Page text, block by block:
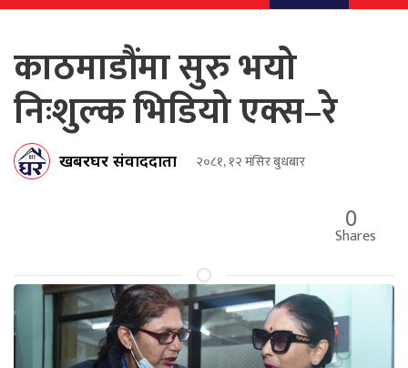
काठमाडौंमा सुरु भयो
निःशुल्क भिडियो एक्स–रे
खबरघर संवाददाता २०८१, १२ मंसिर बुधबार
0
Shares